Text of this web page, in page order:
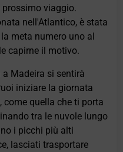
prossimo viaggio.
nell'Atlantico, è stata
meta numero uno al
capirne il motivo.
Madeira si sentirà
iniziare la giornata
come quella che ti porta
tra le nuvole lungo
i picchi più alti
lasciati trasportare